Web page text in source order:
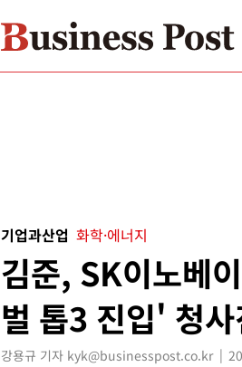
기업과산업 화학·에너지
김준, SK이노베
벌 톱3 진입' 청
강용규 기자 kyk@businesspost.co.kr